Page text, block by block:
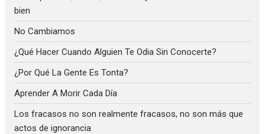
bien
No Cambiamos
¿Qué Hacer Cuando Alguien Te Odia Sin Conocerte?
¿Por Qué La Gente Es Tonta?
Aprender A Morir Cada Día
Los fracasos no son realmente fracasos, no son más que
actos de ignorancia